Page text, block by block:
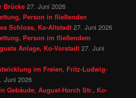
Brücke 27. Juni 2026
Person in fließenden
Schloss, Ko-Altstadt 27. Juni 2026
Person im fließendem
Anlage, Ko-Vorstadt 27. Juni
im Freien, Fritz-Ludwig-
Juni 2026
Gebäude, August-Horch Str., Ko-